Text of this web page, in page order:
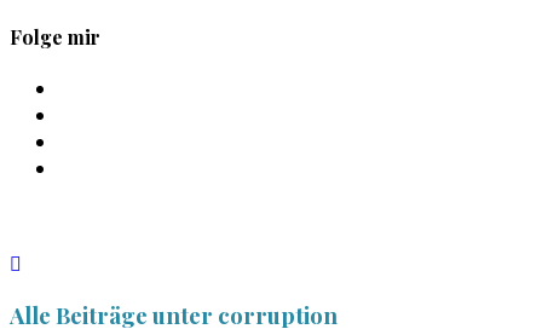
Folge mir
anzeigen
Alle Beiträge unter corruption